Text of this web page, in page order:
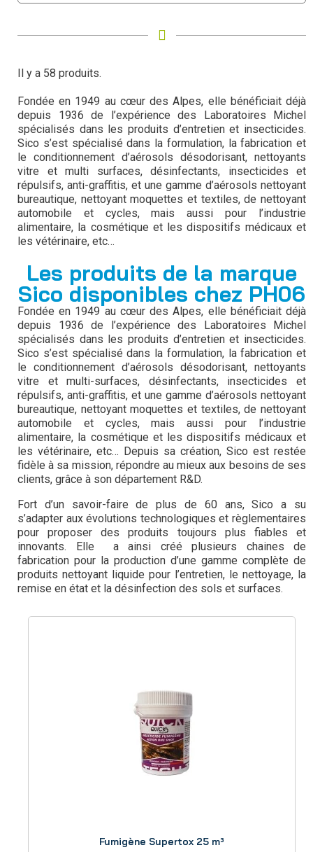
Il y a 58 produits.
Fondée en 1949 au cœur des Alpes, elle bénéficiait déjà
depuis 1936 de l’expérience des Laboratoires Michel
spécialisés dans les produits d’entretien et insecticides.
Sico s’est spécialisé dans la formulation, la fabrication et
le conditionnement d’aérosols désodorisant, nettoyants
vitre et multi surfaces, désinfectants, insecticides et
répulsifs, anti-graffitis, et une gamme d’aérosols nettoyant
bureautique, nettoyant moquettes et textiles, de nettoyant
automobile et cycles, mais aussi pour l’industrie
alimentaire, la cosmétique et les dispositifs médicaux et
les vétérinaire, etc…
Les produits de la marque
Sico disponibles chez PH06
Fondée en 1949 au cœur des Alpes, elle bénéficiait déjà
depuis 1936 de l’expérience des Laboratoires Michel
spécialisés dans les produits d’entretien et insecticides.
Sico s’est spécialisé dans la formulation, la fabrication et
le conditionnement d’aérosols désodorisant, nettoyants
vitre et multi-surfaces, désinfectants, insecticides et
répulsifs, anti-graffitis, et une gamme d’aérosols nettoyant
bureautique, nettoyant moquettes et textiles, de nettoyant
automobile et cycles, mais aussi pour l’industrie
alimentaire, la cosmétique et les dispositifs médicaux et
les vétérinaire, etc… Depuis sa création, Sico est restée
fidèle à sa mission, répondre au mieux aux besoins de ses
clients, grâce à son département R&D.
Fort d’un savoir-faire de plus de 60 ans, Sico a su
s’adapter aux évolutions technologiques et règlementaires
pour proposer des produits toujours plus fiables et
innovants. Elle a ainsi créé plusieurs chaines de
fabrication pour la production d’une gamme complète de
produits nettoyant liquide pour l’entretien, le nettoyage, la
remise en état et la désinfection des sols et surfaces.
Fumigène Supertox 25 m³